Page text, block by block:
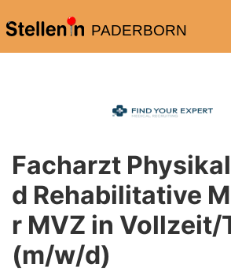
PADERBORN
Facharzt
d Rehabilitative
r MVZ in Vollzeit/
(m/w/d)